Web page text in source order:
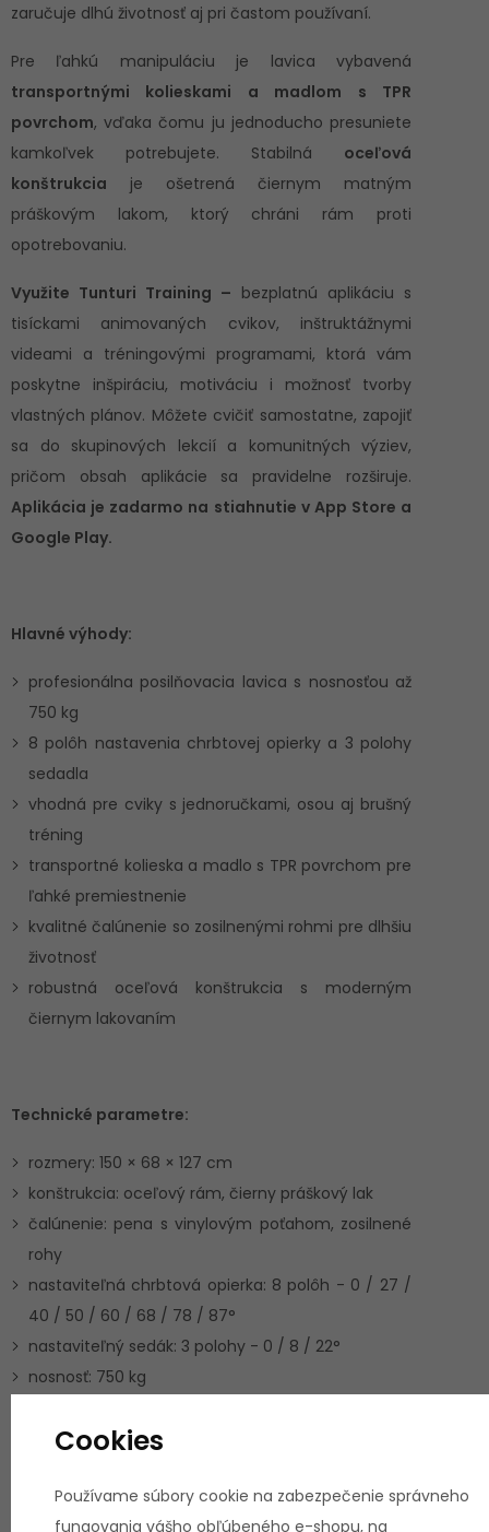
zaručuje dlhú životnosť aj pri častom používaní.
Pre ľahkú manipuláciu je lavica vybavená
transportnými kolieskami a madlom s TPR
povrchom, vďaka čomu ju jednoducho presuniete
kamkoľvek potrebujete. Stabilná oceľová
konštrukcia je ošetrená čiernym matným
práškovým lakom, ktorý chráni rám proti
opotrebovaniu.
Využite Tunturi Training – bezplatnú aplikáciu s
tisíckami animovaných cvikov, inštruktážnymi
videami a tréningovými programami, ktorá vám
poskytne inšpiráciu, motiváciu i možnosť tvorby
vlastných plánov. Môžete cvičiť samostatne, zapojiť
sa do skupinových lekcií a komunitných výziev,
pričom obsah aplikácie sa pravidelne rozširuje.
Aplikácia je zadarmo na stiahnutie v App Store a
Google Play.
Hlavné výhody:
profesionálna posilňovacia lavica s nosnosťou až
750 kg
8 polôh nastavenia chrbtovej opierky a 3 polohy
sedadla
vhodná pre cviky s jednoručkami, osou aj brušný
tréning
transportné kolieska a madlo s TPR povrchom pre
ľahké premiestnenie
kvalitné čalúnenie so zosilnenými rohmi pre dlhšiu
životnosť
robustná oceľová konštrukcia s moderným
čiernym lakovaním
Technické parametre:
rozmery: 150 × 68 × 127 cm
konštrukcia: oceľový rám, čierny práškový lak
čalúnenie: pena s vinylovým poťahom, zosilnené
rohy
nastaviteľná chrbtová opierka: 8 polôh - 0 / 27 /
40 / 50 / 60 / 68 / 78 / 87°
nastaviteľný sedák: 3 polohy - 0 / 8 / 22°
nosnosť: 750 kg
hmotnosť: 37 kg
Cookies
Používame súbory cookie na zabezpečenie správneho
fungovania vášho obľúbeného e-shopu, na